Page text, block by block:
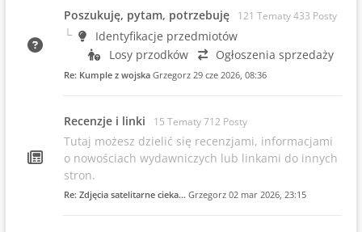
Poszukuję, pytam, potrzebuję 121 Tematy 433 Posty
Identyfikacje przedmiotów
Losy przodków
Ogłoszenia sprzedaży
Re: Kumple z wojska Grzegorz 29 cze 2026, 08:36
Recenzje i linki 15 Tematy 712 Posty
Tutaj możesz dzielić się recenzjami, informacjami
o nowościach wydawniczych lub linkami do innych
stron.
Re: Zdjęcia satelitarne cieka… Grzegorz 02 mar 2026, 23:15